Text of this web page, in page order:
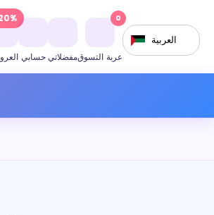
حسابي مفضلاتيعربة التسوق
0
العربية